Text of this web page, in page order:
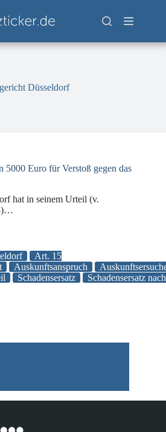
Düsseldorf
5000 Euro für Verstoß gegen das
hat in seinem Urteil (v.
Art. 15
Auskunftsanspruch
Schadensersatz
Schadensersatz